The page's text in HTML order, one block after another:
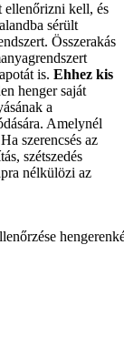
ellenőrizni kell, és
sérült
Összerakás
is. Ehhez kis
henger saját
a
Amelynél
szerencsés az
szétszedés
nélkülözi az